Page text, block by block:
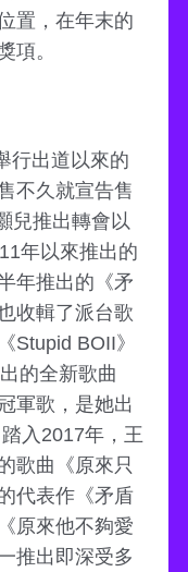
置，在年末的
項。
行出道以來的
不久就宣告售
兒推出轉會以
年以來推出的
年推出的《矛
收輯了派台歌
Stupid BOII》
的全新歌曲
軍歌，是她出
入2017年，王
歌曲《原來只
代表作《矛盾
原來他不夠愛
推出即深受多